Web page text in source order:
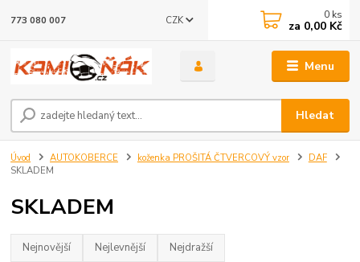
Menu
CZK
Hledat
773 080 007 0 ks
za 0,00 Kč
Úvod AUTOKOBERCE koženka PROŠITÁ ČTVERCOVÝ vzor
DAF
SKLADEM
SKLADEM
Nejnovější Nejlevnější Nejdražší